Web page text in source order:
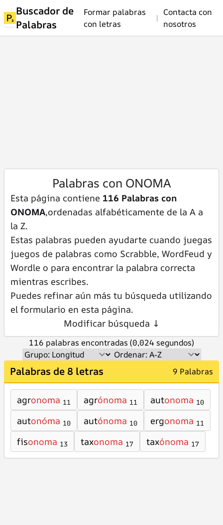
Buscador de
Palabras
Formar palabras
con letras
|
Contacta con
nosotros
Palabras con ONOMA
Esta página contiene 116 Palabras con
ONOMA,ordenadas alfabéticamente de la A a
la Z.
Estas palabras pueden ayudarte cuando juegas
juegos de palabras como Scrabble, WordFeud y
Wordle o para encontrar la palabra correcta
mientras escribes.
Puedes refinar aún más tu búsqueda utilizando
el formulario en esta página.
Modificar búsqueda ↓
116 palabras encontradas (0,024 segundos)
Palabras de 8 letras 9 Palabras
agronoma 11 agrónoma 11 autonoma 10
autonóma 10 autónoma 10 ergonoma 11
fisonoma 13 taxonoma 17 taxónoma 17